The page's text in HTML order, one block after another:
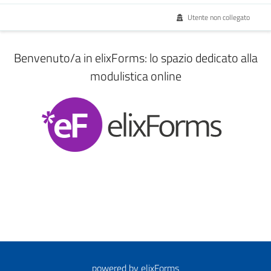
Utente non collegato
Benvenuto/a in elixForms: lo spazio dedicato alla
modulistica online
powered by elixForms